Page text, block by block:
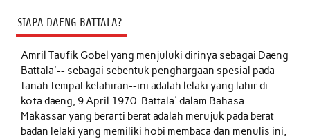
SIAPA DAENG BATTALA?
Amril Taufik Gobelyang menjuluki dirinya sebagai Daeng
Battala'-- sebagai sebentuk penghargaan spesial pada
tanah tempat kelahiran--ini adalah lelaki yang lahir di
kota daeng, 9 April 1970. Battala' dalam Bahasa
Makassar yang berarti berat adalah merujuk pada berat
badan lelaki yang memiliki hobi membaca dan menulis ini,